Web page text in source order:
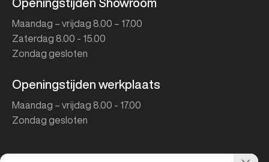
Maandag – vrijdag 8.00 – 17.00
Zaterdag 8.00 - 15.00
Zondag gesloten
Openingstijden werkplaats
Maandag – vrijdag 8.00 - 17.00
Zondag gesloten